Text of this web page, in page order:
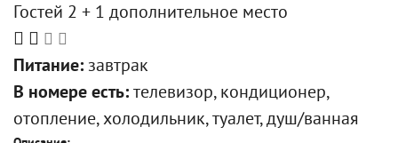
Гостей 2 + 1 дополнительное место
Питание: завтрак
В номере есть: телевизор, кондиционер,
отопление, холодильник, туалет, душ/ванная